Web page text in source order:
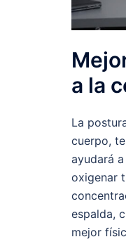
a la
La
cuerpo,
ayudará
oxigenar
espalda,
mejor